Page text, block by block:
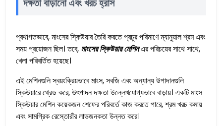
দক্ষতা বাড়ানো এবং খরচ হ্রাস
প্রথাগতভাবে, মাংসের স্কিউয়ার তৈরি করতে প্রচুর পরিমাণে ম্যানুয়াল শ্রম এবং
সময় প্রয়োজন ছিল। তবে, মাংসের স্কিউয়ার মেশিনএর পরিচয়ের সাথে সাথে,
খেলা পরিবর্তিত হয়েছে।
এই মেশিনগুলি স্বয়ংক্রিয়ভাবে মাংস, সবজি এবং অন্যান্য উপাদানগুলি
স্কিউয়ারে থ্রেড করে, উৎপাদন দক্ষতা উল্লেখযোগ্যভাবে বাড়ায়। একটি মাংস
স্কিউয়ার মেশিন কয়েকজন শেফের পরিবর্তে কাজ করতে পারে, শ্রম খরচ কমায়
এবং সামগ্রিক রেস্তোরাঁর লাভজনকতা উন্নত করে।